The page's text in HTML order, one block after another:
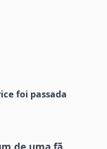
foi passada